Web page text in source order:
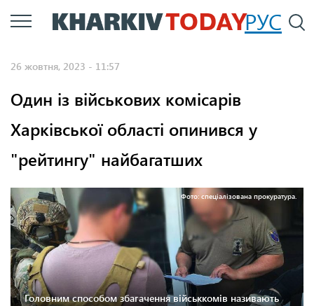
Перейти
до
РУС
26 жовтня, 2023 - 11:57
Один із військових комісарів
Харківської області опинився у
"рейтингу" найбагатших
Фото: спеціалізована прокуратура.
Головним способом збагачення військкомів називають